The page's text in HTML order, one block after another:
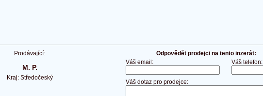
Prodávající:
M. P.
Kraj: Středočeský
Odpovědět prodejci na tento inzerát:
Váš email:
Váš telefon:
Váš dotaz pro prodejce: